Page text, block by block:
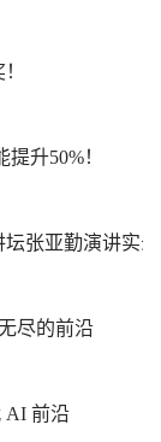
未有的速度重构
关系，并推动物
第四次工业革命
升50%！
张亚勤演讲实录
尽的前沿
AI 前沿